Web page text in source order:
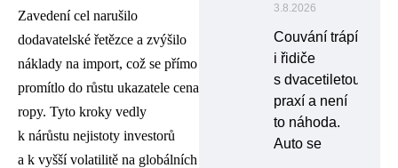
Zavedení cel narušilo
dodavatelské řetězce a zvýšilo
náklady na import, což se přímo
promítlo do růstu ukazatele cena
ropy. Tyto kroky vedly
k nárůstu nejistoty investorů
a k vyšší volatilitě na globálních
3.8.2026
Couvání trápí
i řidiče
s dvacetiletou
praxí a není
to náhoda.
Auto se